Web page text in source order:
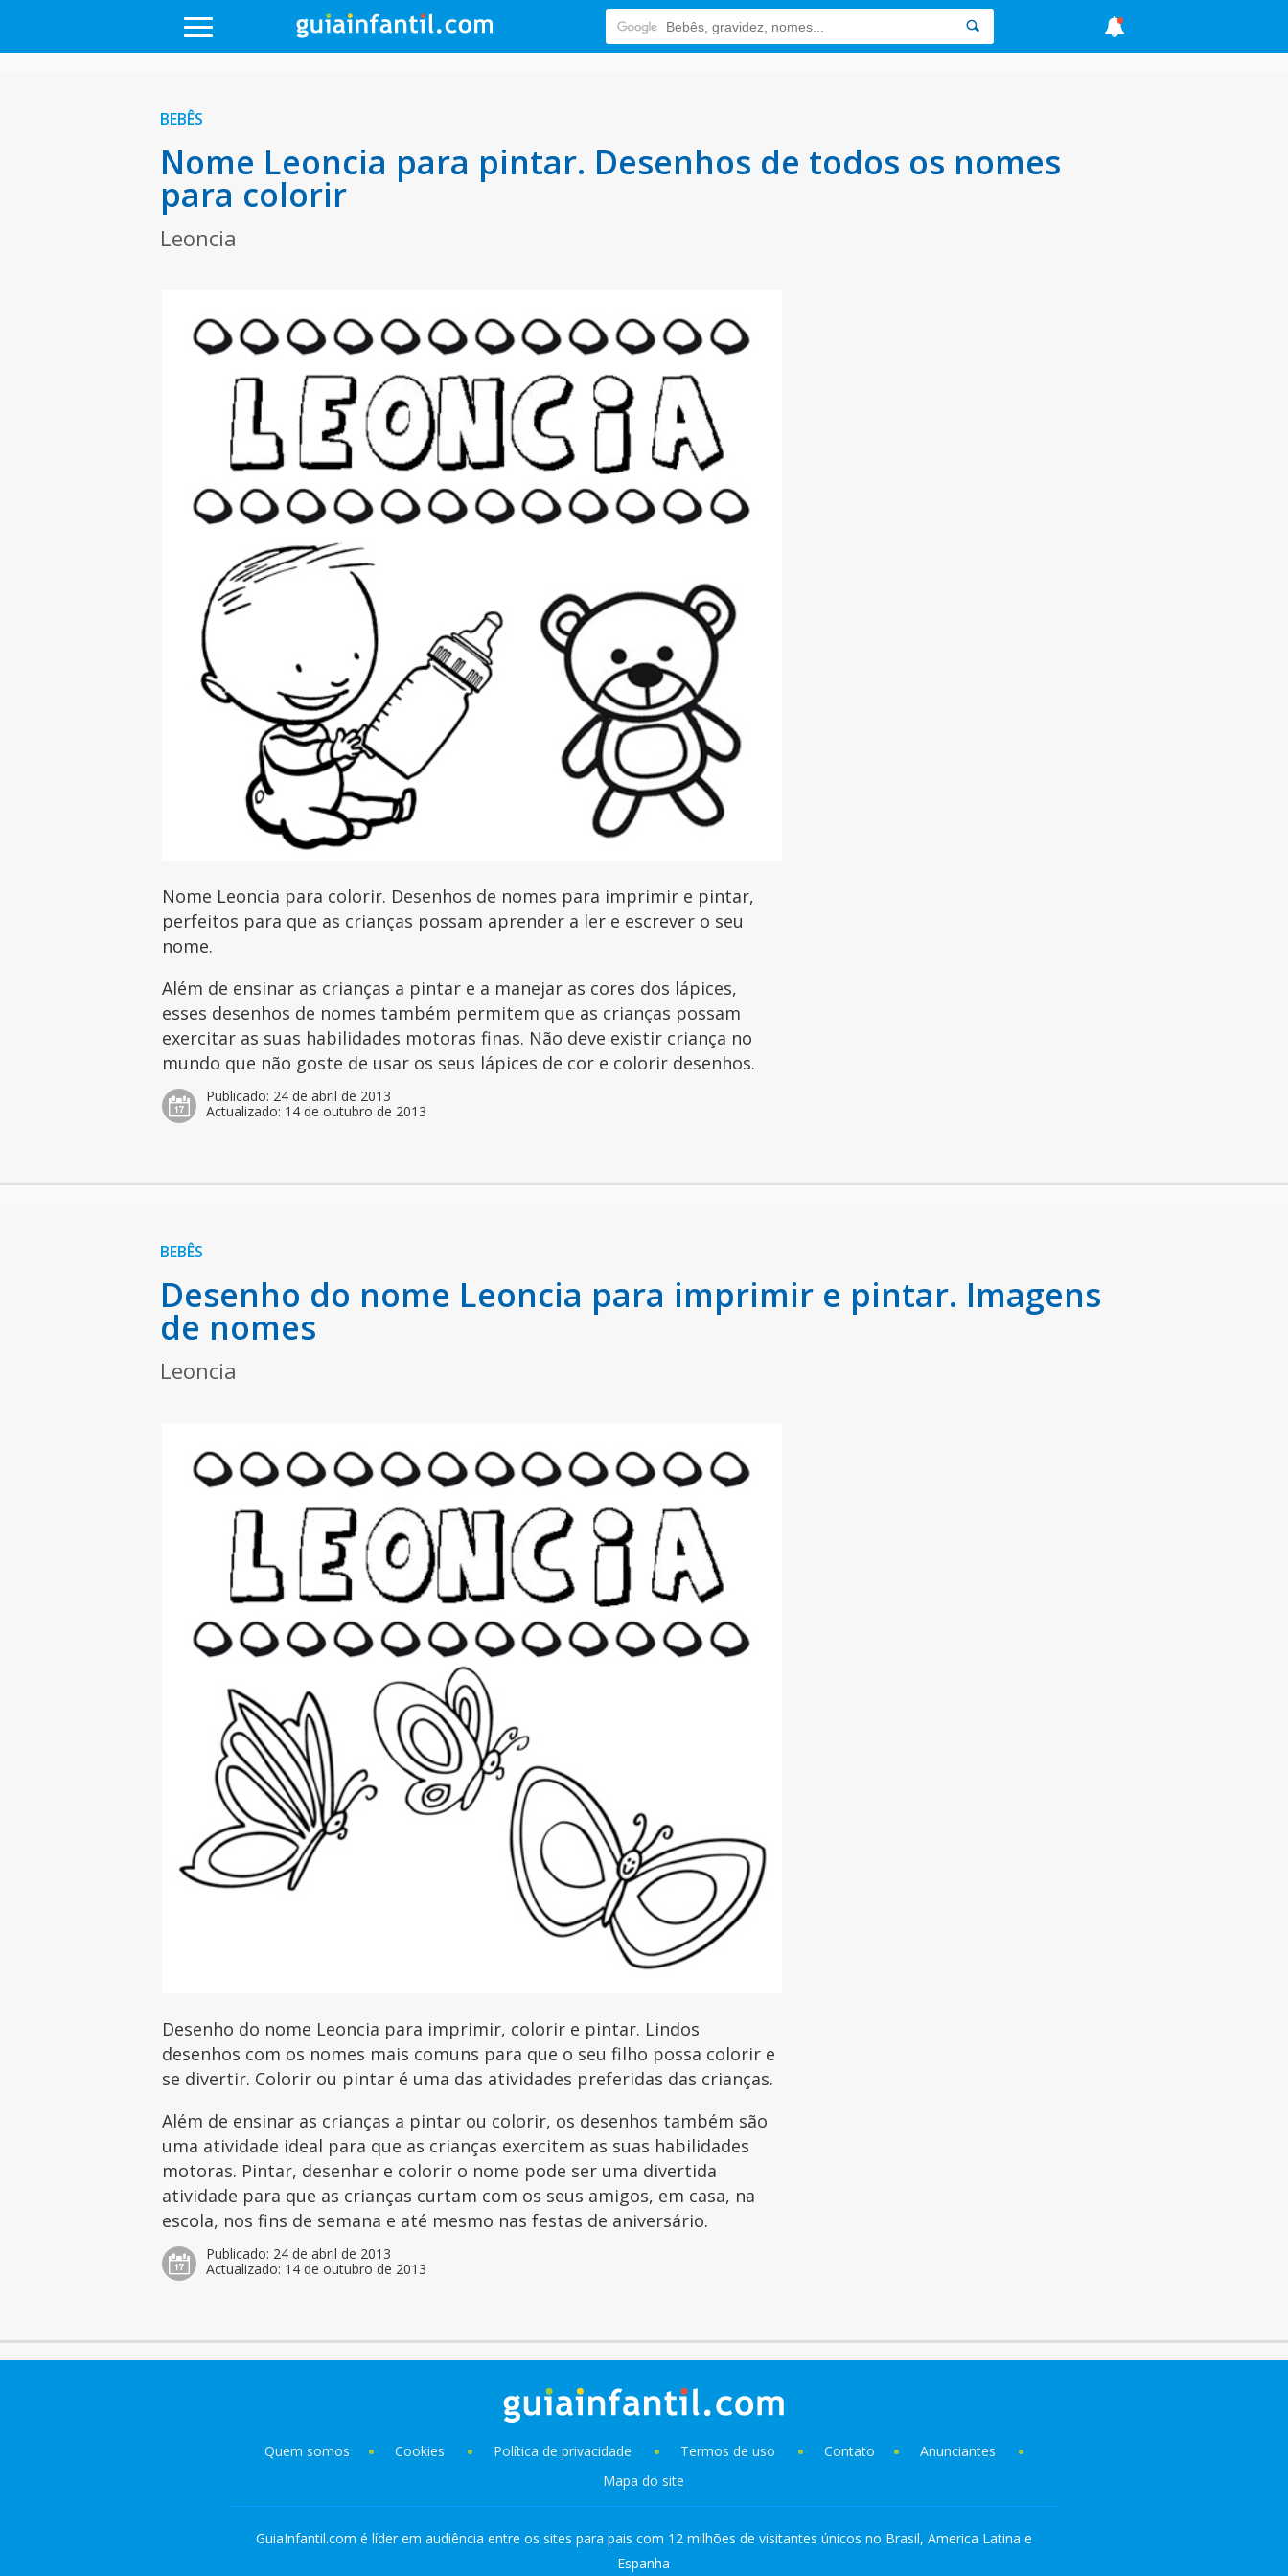
BEBÊS
Nome Leoncia para pintar. Desenhos de todos os nomes
para colorir
Leoncia
Nome Leoncia para colorir. Desenhos de nomes para imprimir e pintar,
perfeitos para que as crianças possam aprender a ler e escrever o seu
nome.
Além de ensinar as crianças a pintar e a manejar as cores dos lápices,
esses desenhos de nomes também permitem que as crianças possam
exercitar as suas habilidades motoras finas. Não deve existir criança no
mundo que não goste de usar os seus lápices de cor e colorir desenhos.
Publicado: 24 de abril de 2013
Actualizado: 14 de outubro de 2013
BEBÊS
Desenho do nome Leoncia para imprimir e pintar. Imagens
de nomes
Leoncia
Desenho do nome Leoncia para imprimir, colorir e pintar. Lindos
desenhos com os nomes mais comuns para que o seu filho possa colorir e
se divertir. Colorir ou pintar é uma das atividades preferidas das crianças.
Além de ensinar as crianças a pintar ou colorir, os desenhos também são
uma atividade ideal para que as crianças exercitem as suas habilidades
motoras. Pintar, desenhar e colorir o nome pode ser uma divertida
atividade para que as crianças curtam com os seus amigos, em casa, na
escola, nos fins de semana e até mesmo nas festas de aniversário.
Publicado: 24 de abril de 2013
Actualizado: 14 de outubro de 2013
Quem somos Cookies Política de privacidade Termos de uso Contato
Anunciantes
Mapa do site
GuiaInfantil.com é líder em audiência entre os sites para pais com 12 milhões de visitantes únicos no Brasil, America Latina e
Espanha